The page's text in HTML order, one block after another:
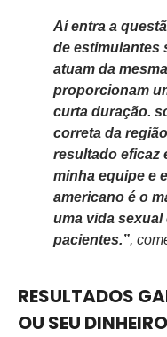
Aí entra a
de estimulantes
atuam da
proporcionam
curta duração.
correta da
resultado eficaz
minha equipe e
americano é o
uma vida sexual
pacientes.”,
RESULTADOS
OU SEU